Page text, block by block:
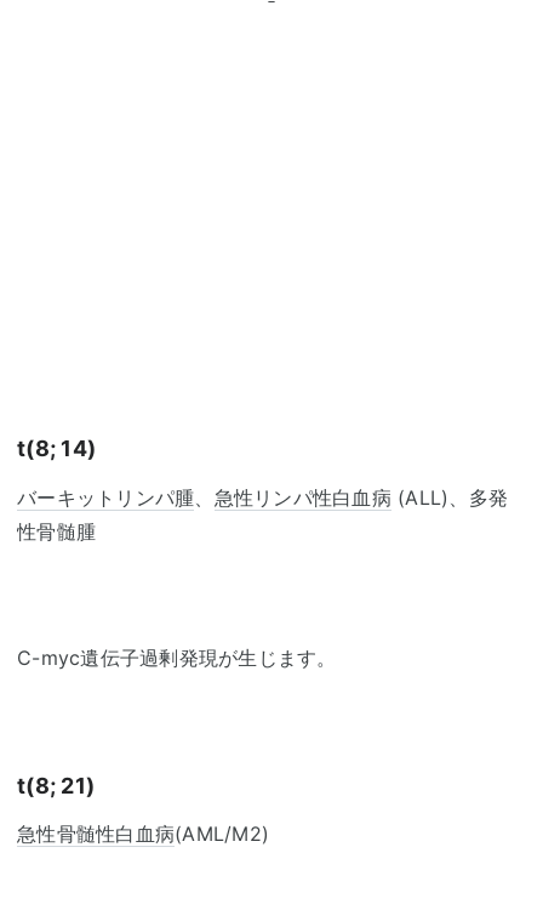
t(8; 14)
バーキットリンパ腫 急性リンパ性白血病 (ALL)、多発
性骨髄腫
C-myc遺伝子過剰発現が生じます。
t(8; 21)
急性骨髄性白血病(AML/M2)